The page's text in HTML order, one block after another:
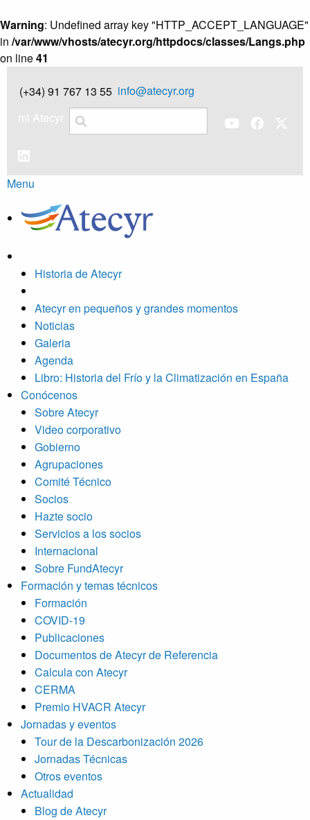
Warning: Undefined array key "HTTP_ACCEPT_LANGUAGE"
in /var/www/vhosts/atecyr.org/httpdocs/classes/Langs.php
on line41
(+34) 91 767 13 55 info@atecyr.org
mi Atecyr
Menu
Historia de Atecyr
Atecyr en pequeños y grandes momentos
Noticias
Galeria
Agenda
Libro: Historia del Frío y la Climatización en España
Conócenos
Sobre Atecyr
Video corporativo
Gobierno
Agrupaciones
Comité Técnico
Socios
Hazte socio
Servicios a los socios
Internacional
Sobre FundAtecyr
Formación y temas técnicos
Formación
COVID-19
Publicaciones
Documentos de Atecyr de Referencia
Calcula con Atecyr
CERMA
Premio HVACR Atecyr
Jornadas y eventos
Tour de la Descarbonización 2026
Jornadas Técnicas
Otros eventos
Actualidad
Blog de Atecyr